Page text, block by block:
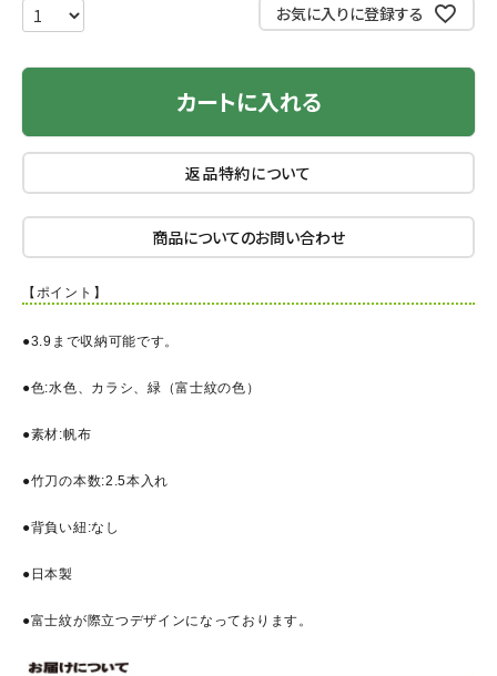
お気に入りに登録する
カートに入れる
返品特約について
商品についてのお問い合わせ
【ポイント】
●3.9まで収納可能です。
●色:水色、カラシ、緑（富士紋の色）
●素材:帆布
●竹刀の本数:2.5本入れ
●背負い紐:なし
●日本製
●富士紋が際立つデザインになっております。